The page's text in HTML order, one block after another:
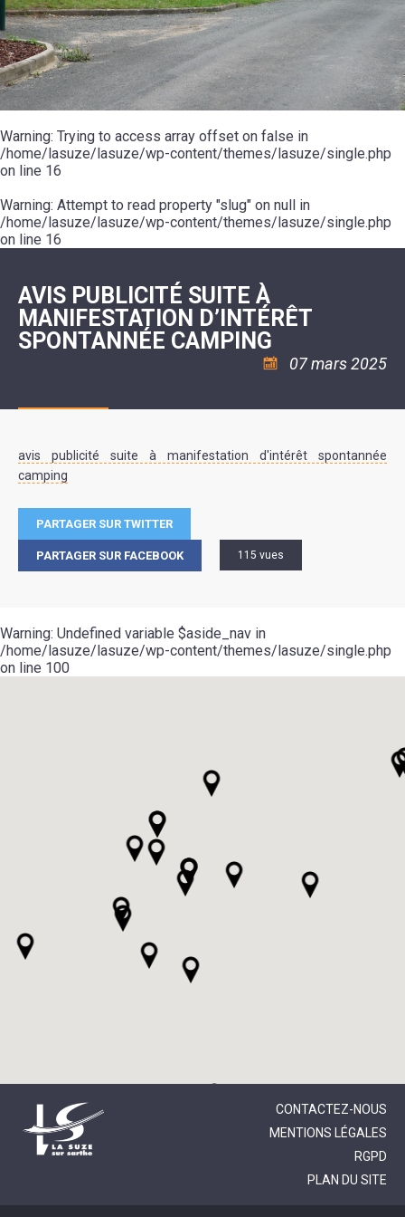
20ÈME
SIÈCLE
RÉUNIONS
DU
CONSEIL
MUNICIPAL
ARRÊTÉS
ET
DÉCISIONS
DU
MAIRE
MOT
DE
LA
MINORITÉ
LES
ÉCOLES
/
LE
COLLÈGE
ESPACE
JEUNES
11
18
:
ASSOCIATION
COULÉE
DOUCE
ENVIRONNEMENT
L'EAU
ET
L'ASSAINISSEMENT
LA
RÉSIDENCE
AUTONOMIE
LE
CCAS
LA
POLICE
SÉCURITÉ
/
RISQUES
MAJEURS
DE
MUSIQUE
L'ÉCOLE
COMMUNAUTAIRE
DE
DANSE
LA
PISCINE
ASSOCIATIONS
VOIE
VERTE
VISITES
ET
DÉCOUVERTES
LES
RANDONNÉES
LE
POUR
CAMPING-
CARS
TENTES
CARAVANES
LA
HALTE
FLUVIALE
SUZE
Warning: Trying to access array offset on false in
/home/lasuze/lasuze/wp-content/themes/lasuze/single.php
on line 16
Warning: Attempt to read property "slug" on null in
/home/lasuze/lasuze/wp-content/themes/lasuze/single.php
on line 16
AVIS PUBLICITÉ SUITE À
MANIFESTATION D’INTÉRÊT
SPONTANNÉE CAMPING
07 mars 2025
avis publicité suite à manifestation d'intérêt spontannée
camping
PARTAGER SUR TWITTER
PARTAGER SUR FACEBOOK 115 vues
Warning: Undefined variable $aside_nav in
/home/lasuze/lasuze/wp-content/themes/lasuze/single.php
on line 100
CONTACTEZ-NOUS
MENTIONS LÉGALES
RGPD
PLAN DU SITE